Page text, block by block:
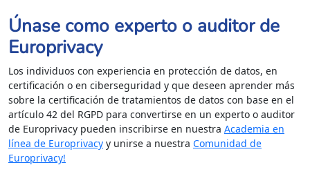
Únase como experto o auditor de
Europrivacy
Los individuos con experiencia en protección de datos, en
certificación o en ciberseguridad y que deseen aprender más
sobre la certificación de tratamientos de datos con base en el
artículo 42 del RGPD para convertirse en un experto o auditor
de Europrivacy pueden inscribirse en nuestra Academia en
línea de Europrivacy y unirse a nuestra Comunidad de
Europrivacy!